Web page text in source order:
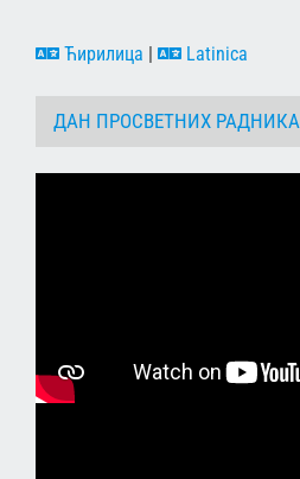
Ћирилица | Latinica
ДАН ПРОСВЕТНИХ РАДНИКА